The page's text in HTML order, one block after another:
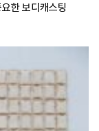
한 보디캐스팅